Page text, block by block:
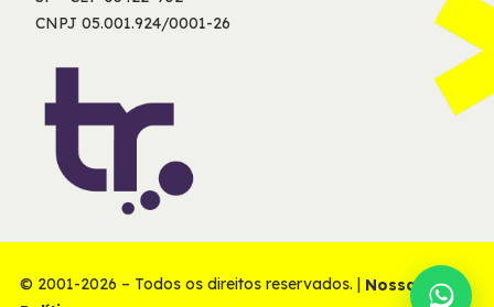
CNPJ 05.001.924/0001-26
© 2001-2026 – Todos os direitos reservados. | Nossas